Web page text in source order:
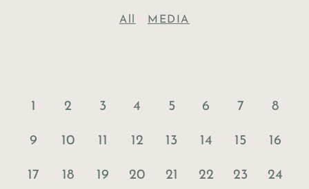
All MEDIA
1 2 3 4 5 6 7 8
9 10 11 12 13 14 15 16
17 18 19 20 21 22 23 24